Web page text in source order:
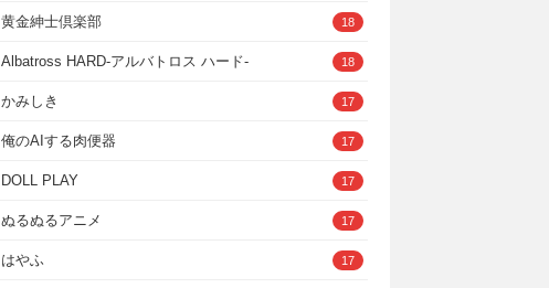
黄金紳士倶楽部 18
Albatross HARD‐アルバトロス ハード‐ 18
かみしき 17
俺のAIする肉便器 17
DOLL PLAY 17
ぬるぬるアニメ 17
はやふ 17